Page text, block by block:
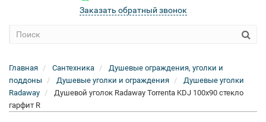
Заказать обратный звонок
Главная Сантехника
Душевые ограждения, уголки и
поддоны
Душевые уголки и ограждения
Душевые уголки
Radaway
Душевой уголок Radaway Torrenta KDJ 100x90 стекло
гарфит R